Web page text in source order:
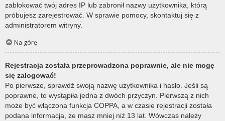
zablokować twój adres IP lub zabronił nazwy użytkownika, którą
próbujesz zarejestrować. W sprawie pomocy, skontaktuj się z
administratorem witryny.
Na górę
Rejestracja została przeprowadzona poprawnie, ale nie mogę
się zalogować!
Po pierwsze, sprawdź swoją nazwę użytkownika i hasło. Jeśli są
poprawne, to wystąpiła jedna z dwóch przyczyn. Pierwszą z nich
może być włączona funkcja COPPA, a w czasie rejestracji została
podana informacja, że masz mniej niż 13 lat. Wówczas należy